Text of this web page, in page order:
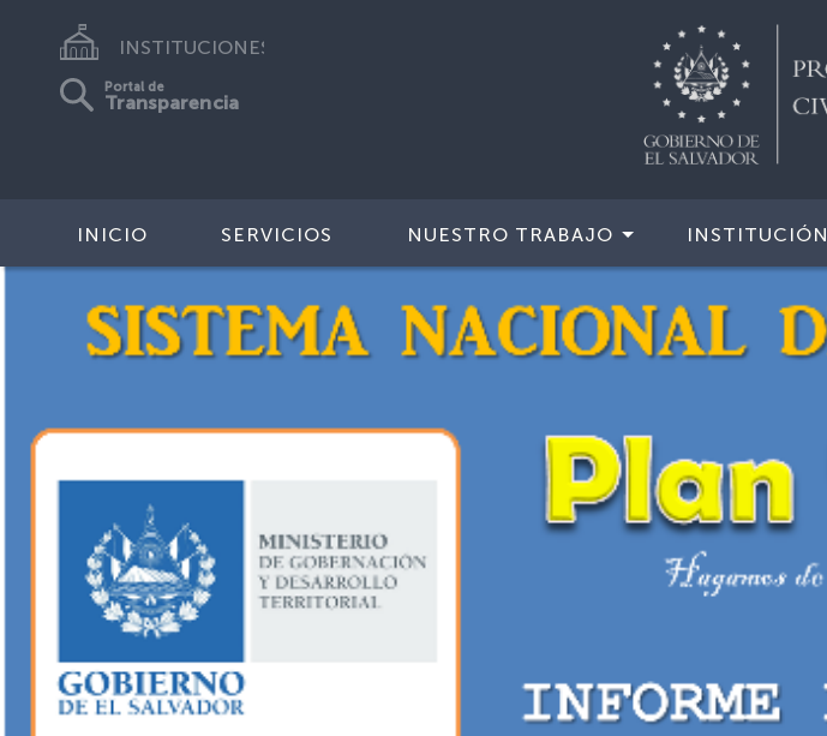
INSTITUCIONES
Portal de
Transparencia
INICIO SERVICIOS NUESTRO TRABAJO INSTITUCIÓN